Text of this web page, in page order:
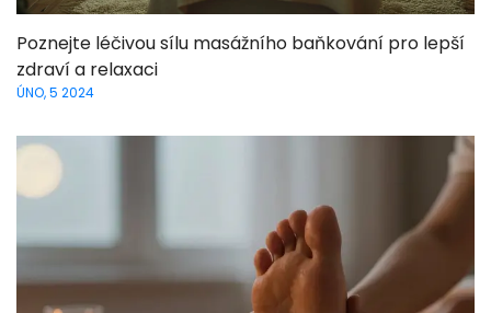
Poznejte léčivou sílu masážního baňkování pro lepší
zdraví a relaxaci
ÚNO, 5 2024